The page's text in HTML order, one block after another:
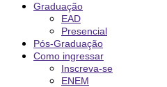
Graduação
EAD
Presencial
Pós-Graduação
Como ingressar
Inscreva-se
ENEM